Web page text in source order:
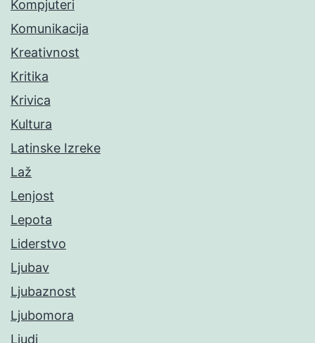
Kompjuteri
Komunikacija
Kreativnost
Kritika
Krivica
Kultura
Latinske Izreke
Laž
Lenjost
Lepota
Liderstvo
Ljubav
Ljubaznost
Ljubomora
Ljudi